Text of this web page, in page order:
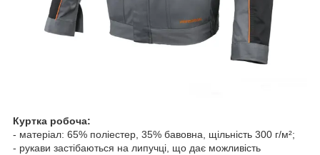
Куртка робоча:
- матеріал: 65% поліестер, 35% бавовна, щільність 300 г/м²;
- рукави застібаються на липучці, що дає можливість